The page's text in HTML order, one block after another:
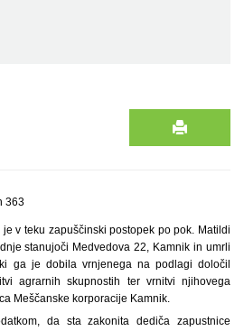
363
v teku zapuščinski postopek po pok. Matildi
stanujoči Medvedova 22, Kamnik in umrli
ga je dobila vrnjenega na podlagi določil
agrarnih skupnostih ter vrnitvi njihovega
Meščanske korporacije Kamnik.
da sta zakonita dediča zapustnice